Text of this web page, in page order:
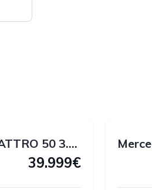
AUDI A4 ALLROAD QUATTRO 50 3.0 V6 TDI 286 CV
39.999€